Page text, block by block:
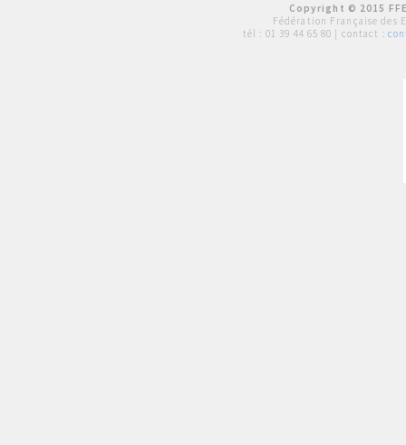
Copyright © 2015
Fédération Française des
tél : 01 39 44 65 80 | contact :